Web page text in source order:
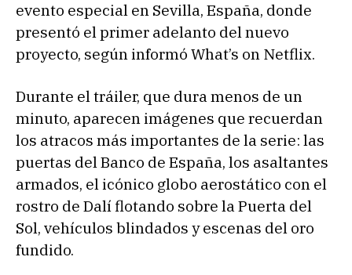
evento especial en Sevilla, España, donde
presentó el primer adelanto del nuevo
proyecto, según informó What’s on Netflix.
Durante el tráiler, que dura menos de un
minuto, aparecen imágenes que recuerdan
los atracos más importantes de la serie: las
puertas del Banco de España, los asaltantes
armados, el icónico globo aerostático con el
rostro de Dalí flotando sobre la Puerta del
Sol, vehículos blindados y escenas del oro
fundido.